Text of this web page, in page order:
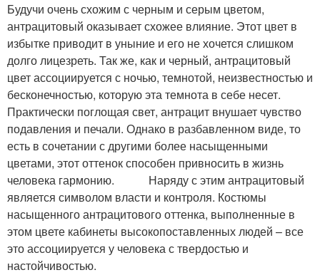
Будучи очень схожим с черным и серым цветом,
антрацитовый оказывает схожее влияние. Этот цвет в
избытке приводит в уныние и его не хочется слишком
долго лицезреть. Так же, как и черный, антрацитовый
цвет ассоциируется с ночью, темнотой, неизвестностью и
бесконечностью, которую эта темнота в себе несет.
Практически поглощая свет, антрацит внушает чувство
подавления и печали. Однако в разбавленном виде, то
есть в сочетании с другими более насыщенными
цветами, этот оттенок способен привносить в жизнь
человека гармонию. Наряду с этим антрацитовый
является символом власти и контроля. Костюмы
насыщенного антрацитового оттенка, выполненные в
этом цвете кабинеты высокопоставленных людей – все
это ассоциируется у человека с твердостью и
настойчивостью.